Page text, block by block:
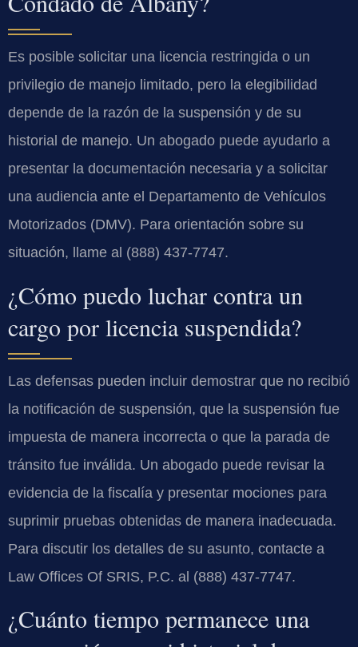
Es posible solicitar una licencia restringida o un
privilegio de manejo limitado, pero la elegibilidad
depende de la razón de la suspensión y de su
historial de manejo. Un abogado puede ayudarlo a
presentar la documentación necesaria y a solicitar
una audiencia ante el Departamento de Vehículos
Motorizados (DMV). Para orientación sobre su
situación, llame al (888) 437-7747.
¿Cómo puedo luchar contra un
cargo por licencia suspendida?
Las defensas pueden incluir demostrar que no recibió
la notificación de suspensión, que la suspensión fue
impuesta de manera incorrecta o que la parada de
tránsito fue inválida. Un abogado puede revisar la
evidencia de la fiscalía y presentar mociones para
suprimir pruebas obtenidas de manera inadecuada.
Para discutir los detalles de su asunto, contacte a
Law Offices Of SRIS, P.C. al (888) 437-7747.
¿Cuánto tiempo permanece una